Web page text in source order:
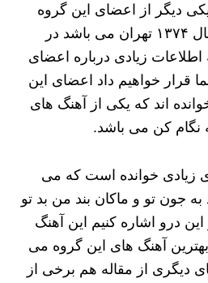
دیگر از اعضای این گروه
است متولد ۳ دی ماه سال ۱۳۷۴ تهران می باشد در
زیادی درباره اعضای
قرار خواهیم داد اعضای این
اند که یکی از آهنگ های
نگام کن می باشد.
زیادی خوانده است که می
به جون تو و ماکان بند من بد تو
درو اشاره کنیم این آهنگ
آهنگ های این گروه می
دیگری از مقاله هم برخی از